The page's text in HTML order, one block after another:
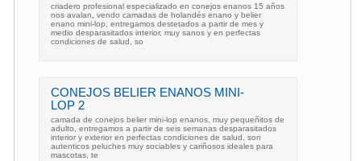
criadero profesional especializado en conejos enanos 15 años
nos avalan, vendo camadas de holandés enano y belier
enano mini-lop, entregamos destetados a partir de mes y
medio desparasitados interior, muy sanos y en perfectas
condiciones de salud, so
CONEJOS BELIER ENANOS MINI-
LOP 2
camada de conejos belier mini-lop enanos, muy pequeñitos de
adulto, entregamos a partir de seis semanas desparasitados
interior y exterior en perfectas condiciones de salud, son
autenticos peluches muy sociables y cariñosos ideales para
mascotas, te